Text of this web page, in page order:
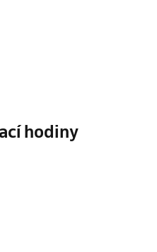
hodiny